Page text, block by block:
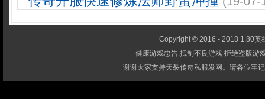
Copyright © 2016 - 2018 1.80英
健康游戏忠告:抵制不良游戏 拒绝盗版游
谢谢大家支持天裂传奇私服发网。请各位牢